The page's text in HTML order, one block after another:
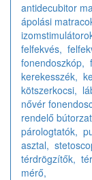
antidecubitor
ápolási
felfekvés,
fonendoszkóp,
kerekesszék,
kötszerkocsi,
nővér
rendelő
párologtatók,
asztal,
térdrögzítők,
mérő,